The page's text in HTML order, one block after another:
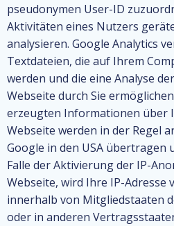
pseudonymen User-ID
Aktivitäten eines Nutzers
analysieren. Google Analytics
Textdateien, die auf Ihrem
werden und die eine Analyse
Webseite durch Sie
erzeugten Informationen über
Webseite werden in der Regel
Google in den USA übertragen
Falle der Aktivierung der IP-
Webseite, wird Ihre IP-Adresse
innerhalb von Mitgliedstaaten
oder in anderen